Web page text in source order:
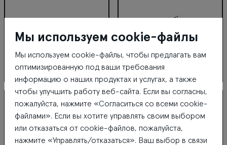
MONEX T.G. Moon Bubbles
Мы используем cookie-файлы
Мы используем cookie-файлы, чтобы предлагать вам
оптимизированную под ваши требования
информацию о наших продуктах и услугах, а также
чтобы улучшить работу веб-сайта. Если вы согласны,
пожалуйста, нажмите «Согласиться со всеми cookie-
файлами». Если вы хотите управлять своим выбором
или отказаться от cookie-файлов, пожалуйста,
нажмите «Управлять/отказаться». Ваш выбор в связи